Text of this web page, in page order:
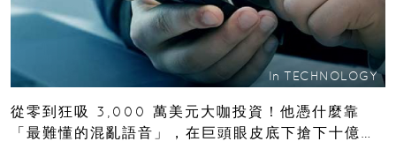
In TECHNOLOGY
從零到狂吸 3,000 萬美元大咖投資！他憑什麼靠
「最難懂的混亂語音」，在巨頭眼皮底下搶下十億人